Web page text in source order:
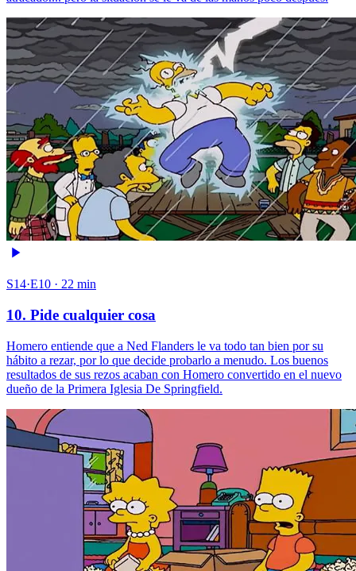
S14·E10 · 22 min
10. Pide cualquier cosa
Homero entiende que a Ned Flanders le va todo tan bien por su
hábito a rezar, por lo que decide probarlo a menudo. Los buenos
resultados de sus rezos acaban con Homero convertido en el nuevo
dueño de la Primera Iglesia De Springfield.